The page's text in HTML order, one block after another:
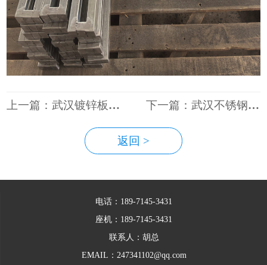
上一篇：武汉镀锌板加工 下一篇：武汉不锈钢外壳焊接
返回 >
电话：189-7145-3431
座机：189-7145-3431
联系人：胡总
EMAIL：247341102@qq.com